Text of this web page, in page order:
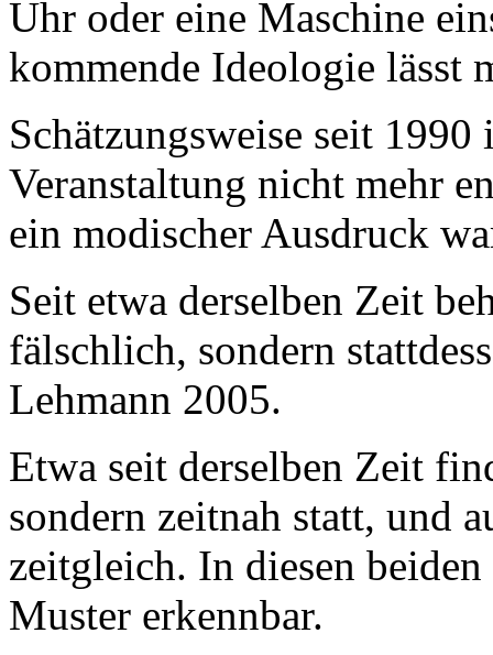
Uhr oder eine Maschine
kommende Ideologie lässt
Schätzungsweise seit
Veranstaltung nicht mehr
ein modischer Ausdruck
Seit etwa derselben Zeit
fälschlich, sondern
Lehmann 2005.
Etwa seit derselben Zeit
sondern zeitnah statt, und
zeitgleich. In diesen
Muster erkennbar.